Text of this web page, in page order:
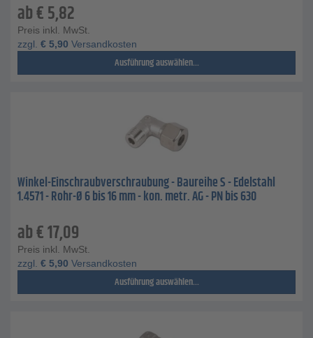
ab€5,82
Preis inkl. MwSt.
zzgl. € 5,90 Versandkosten
Ausführung auswählen...
Winkel-Einschraubverschraubung - Baureihe S - Edelstahl
1.4571 - Rohr-Ø 6 bis 16 mm - kon. metr. AG - PN bis 630
ab€17,09
Preis inkl. MwSt.
zzgl. € 5,90 Versandkosten
Ausführung auswählen...